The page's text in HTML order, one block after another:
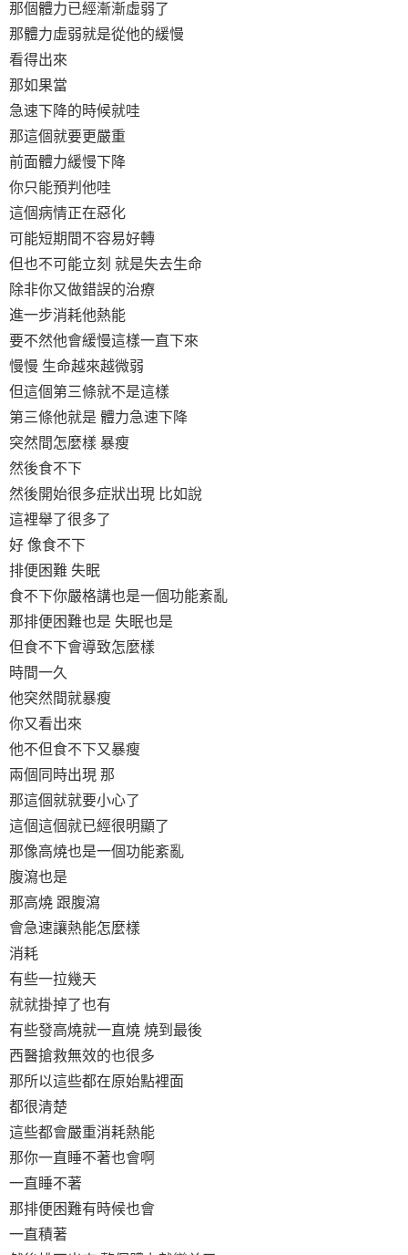
那個體力已經漸漸虛弱了
那體力虛弱就是從他的緩慢
看得出來
那如果當
急速下降的時候就哇
那這個就要更嚴重
前面體力緩慢下降
你只能預判他哇
這個病情正在惡化
可能短期間不容易好轉
但也不可能立刻 就是失去生命
除非你又做錯誤的治療
進一步消耗他熱能
要不然他會緩慢這樣一直下來
慢慢 生命越來越微弱
但這個第三條就不是這樣
第三條他就是 體力急速下降
突然間怎麼樣 暴瘦
然後食不下
然後開始很多症狀出現 比如說
這裡舉了很多了
好 像食不下
排便困難 失眠
食不下你嚴格講也是一個功能紊亂
那排便困難也是 失眠也是
但食不下會導致怎麼樣
時間一久
他突然間就暴瘦
你又看出來
他不但食不下又暴瘦
兩個同時出現 那
那這個就就要小心了
這個這個就已經很明顯了
那像高燒也是一個功能紊亂
腹瀉也是
那高燒 跟腹瀉
會急速讓熱能怎麼樣
消耗
有些一拉幾天
就就掛掉了也有
有些發高燒就一直燒 燒到最後
西醫搶救無效的也很多
那所以這些都在原始點裡面
都很清楚
這些都會嚴重消耗熱能
那你一直睡不著也會啊
一直睡不著
那排便困難有時候也會
一直積著